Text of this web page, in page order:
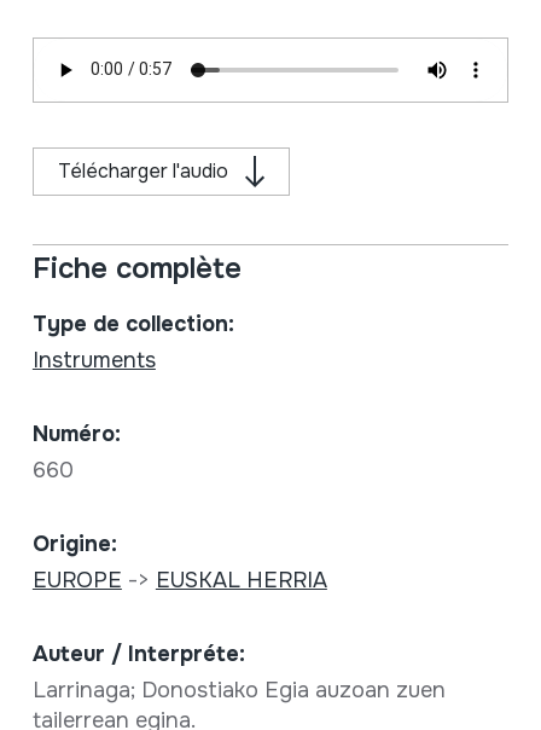
Télécharger l'audio
Fiche complète
Type de collection:
Instruments
Numéro:
660
Origine:
EUROPE -> EUSKAL HERRIA
Auteur / Interpréte:
Larrinaga; Donostiako Egia auzoan zuen
tailerrean egina.